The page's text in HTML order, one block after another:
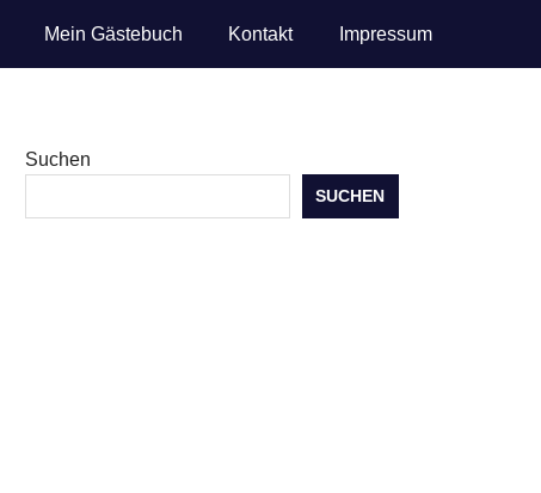
Mein Gästebuch Kontakt Impressum
Suchen
SUCHEN